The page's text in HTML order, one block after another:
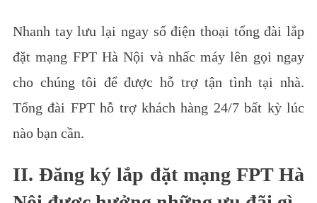
Nhanh tay lưu lại ngay số điện thoại tổng đài lắp
đặt mạng FPT Hà Nội và nhấc máy lên gọi ngay
cho chúng tôi để được hỗ trợ tận tình tại nhà.
Tổng đài FPT hỗ trợ khách hàng 24/7 bất kỳ lúc
nào bạn cần.
II. Đăng ký lắp đặt mạng FPT Hà